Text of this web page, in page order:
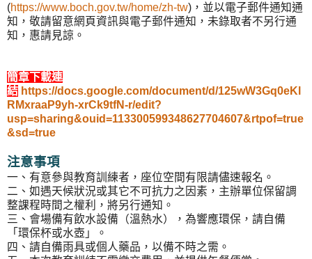
(https://www.boch.gov.tw/home/zh-tw)，並以電子郵件通知通
知，敬請留意網頁資訊與電子郵件通知，未錄取者不另行通
知，惠請見諒。
簡章下載連
結 https://docs.google.com/document/d/125wW3Gq0eKl
RMxraaP9yh-xrCk9tfN-r/edit?
usp=sharing&ouid=113300599348627704607&rtpof=true
&sd=true
注意事項
一、有意參與教育訓練者，座位空間有限請儘速報名。
二、如遇天候狀況或其它不可抗力之因素，主辦單位保留調
整課程時間之權利，將另行通知。
三、會場備有飲水設備（溫熱水），為響應環保，請自備
「環保杯或水壺」。
四、請自備雨具或個人藥品，以備不時之需。